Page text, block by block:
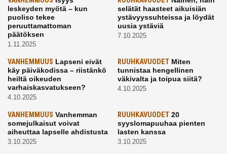
leskeyden myötä – kun
puoliso tekee
peruuttamattoman
päätöksen
1.11.2025
selätät haasteet aikuisiän
ystävyyssuhteissa ja löydät
uusia ystäviä
7.10.2025
VANHEMMUUS Lapseni eivät
käy päiväkodissa – riistänkö
heiltä oikeuden
varhaiskasvatukseen?
4.10.2025
RUUHKAVUODETMiten
tunnistaa hengellinen
väkivalta ja toipua siitä?
4.10.2025
VANHEMMUUS Vanhemman
somejulkaisut voivat
aiheuttaa lapselle ahdistusta
3.10.2025
RUUHKAVUODET20
syyslomapuuhaa pienten
lasten kanssa
3.10.2025